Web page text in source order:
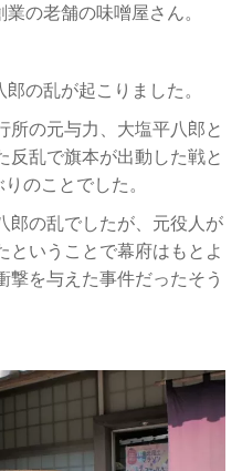
の老舗の味噌屋さん。
の乱が起こりました。
所の元与力、大塩平八郎と
反乱で旗本が出動した戦と
のことでした。
郎の乱でしたが、元役人が
ということで幕府はもとよ
撃を与えた事件だったそう